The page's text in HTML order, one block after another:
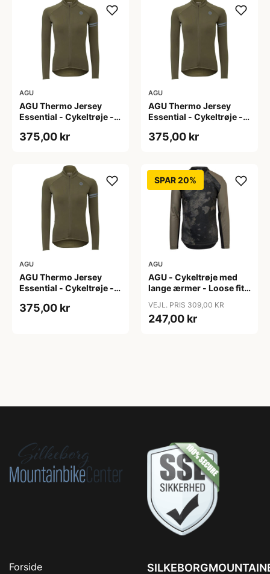
AGU
AGU Thermo Jersey
Essential - Cykeltrøje -
S
375,00 kr
AGU
AGU Thermo Jersey
Essential - Cykeltrøje -
XL
375,00 kr
AGU
AGU Thermo Jersey
Essential - Cykeltrøje -
XXL
375,00 kr
SPAR 20%
AGU
AGU - Cykeltrøje med
lange ærmer - Loose fit -
VEJL. PRIS 309,00 KR
247,00 kr
Forside